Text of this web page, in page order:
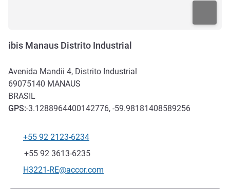
ibis Manaus Distrito Industrial
Avenida Mandii 4, Distrito Industrial
69075140 MANAUS
BRASIL
GPS:-3.1288964400142776, -59.98181408589256
Teléfono
+55 92 2123-6234
Fax
+55 92 3613-6235
Correo electrónico de contacto
H3221-RE@accor.com